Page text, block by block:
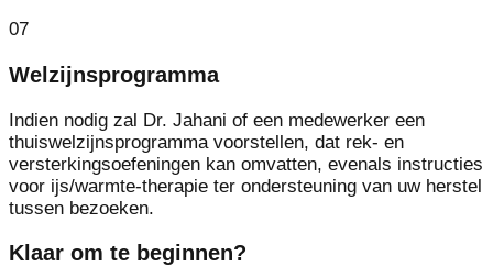
07
Welzijnsprogramma
Indien nodig zal Dr. Jahani of een medewerker een
thuiswelzijnsprogramma voorstellen, dat rek- en
versterkingsoefeningen kan omvatten, evenals instructies
voor ijs/warmte-therapie ter ondersteuning van uw herstel
tussen bezoeken.
Klaar om te beginnen?